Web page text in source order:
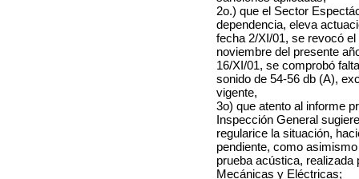
2o.) que el Sector
dependencia, eleva
fecha 2/XI/01, se revocó
noviembre del presente
16/XI/01, se comprobó
sonido de 54-56 db (A),
vigente,
3o) que atento al informe
Inspección General
regularice la situación,
pendiente, como
prueba acústica,
Mecánicas y Eléctricas;